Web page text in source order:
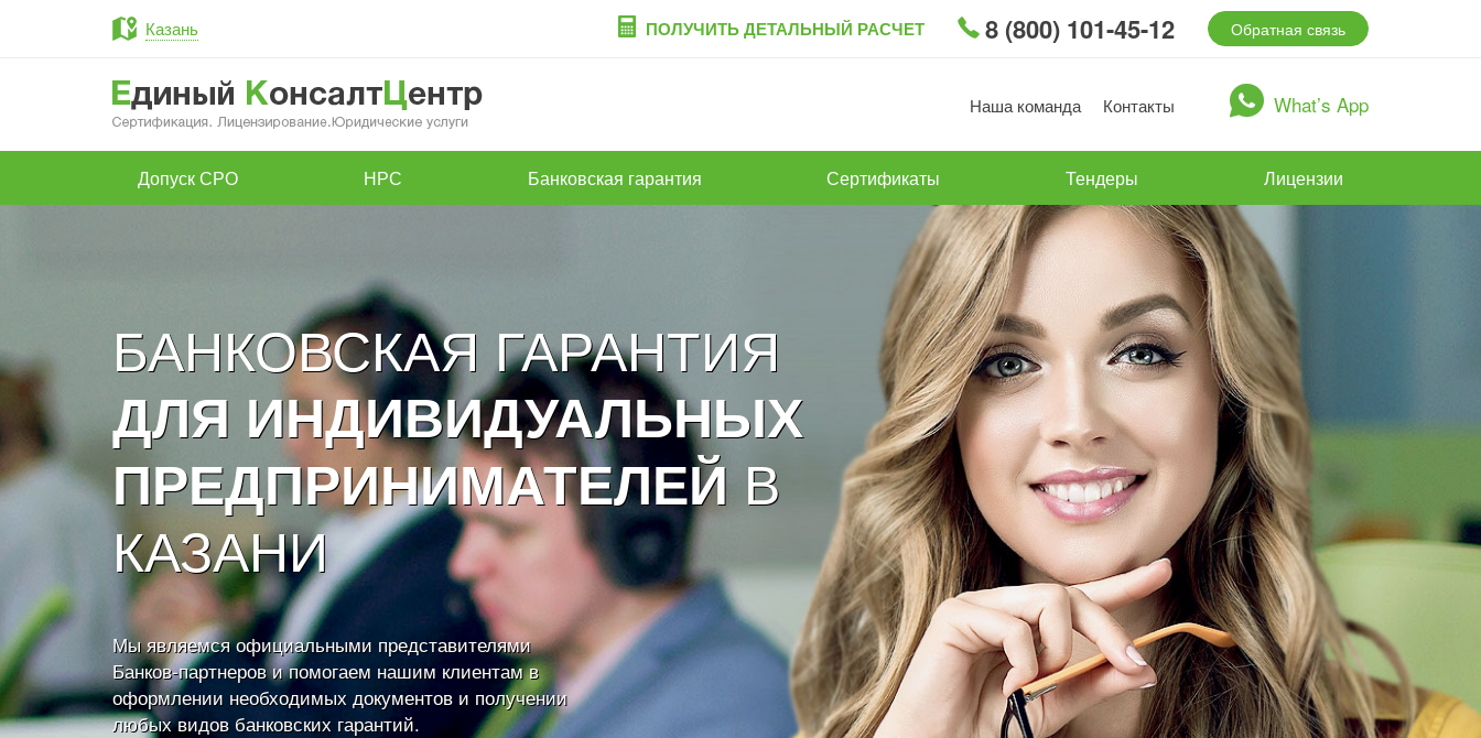
Казань ПОЛУЧИТЬ ДЕТАЛЬНЫЙ РАСЧЕТ 8 (800) 101-45-12 Обратная связь
Наша команда Контакты What’s App
Допуск СРО НРС Банковская гарантия Сертификаты Тендеры Лицензии
БАНКОВСКАЯ ГАРАНТИЯ
ДЛЯ ИНДИВИДУАЛЬНЫХ
ПРЕДПРИНИМАТЕЛЕЙВ
КАЗАНИ
Мы являемся официальными представителями
Банков-партнеров и помогаем нашим клиентам в
оформлении необходимых документов и получении
любых видов банковских гарантий.